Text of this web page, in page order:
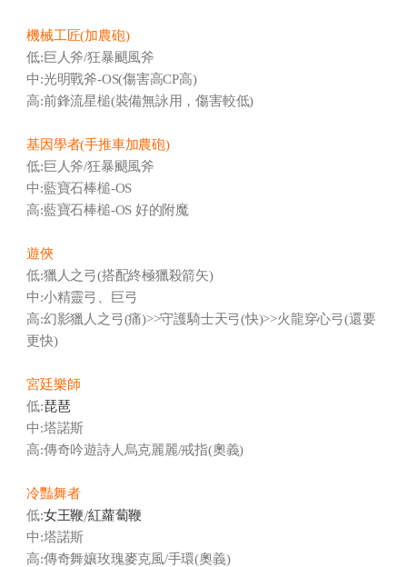
機械工匠(加農砲)
低:巨人斧/狂暴颶風斧
中:光明戰斧-OS(傷害高CP高)
高:前鋒流星槌(裝備無詠用，傷害較低)
基因學者(手推車加農砲)
低:巨人斧/狂暴颶風斧
中:藍寶石棒槌-OS
高:藍寶石棒槌-OS 好的附魔
遊俠
低:獵人之弓(搭配終極獵殺箭矢)
中:小精靈弓、巨弓
高:幻影獵人之弓(痛)>>守護騎士天弓(快)>>火龍穿心弓(還要
更快)
宮廷樂師
低:琵琶
中:塔諾斯
高:傳奇吟遊詩人烏克麗麗/戒指(奧義)
冷豔舞者
低:女王鞭/紅蘿蔔鞭
中:塔諾斯
高:傳奇舞孃玫瑰麥克風/手環(奧義)